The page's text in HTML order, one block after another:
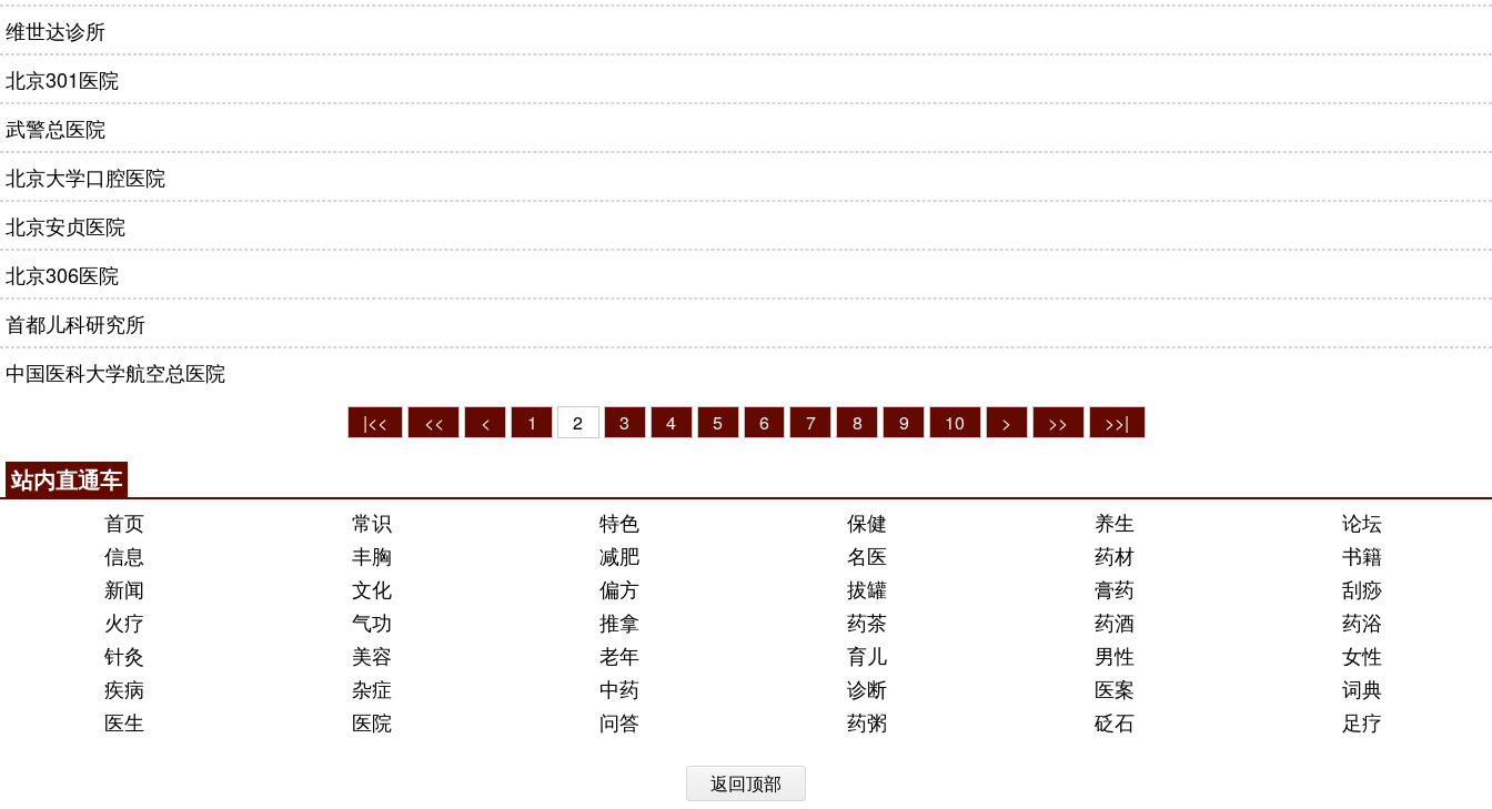
维世达诊所
北京301医院
武警总医院
北京大学口腔医院
北京安贞医院
北京306医院
首都儿科研究所
中国医科大学航空总医院
|<< << < 1 2 3 4 5 6 7 8 9 10 > >> >>|
站内直通车
首页 常识 特色 保健 养生
论坛
信息
丰胸 减肥 名医 药材
书籍
新闻
文化 偏方 拔罐 膏药
刮痧
火疗
气功 推拿 药茶 药酒
药浴
针灸
美容 老年 育儿 男性
女性
疾病
杂症 中药 诊断 医案
词典
医生
医院 问答 药粥 砭石 足疗
返回顶部